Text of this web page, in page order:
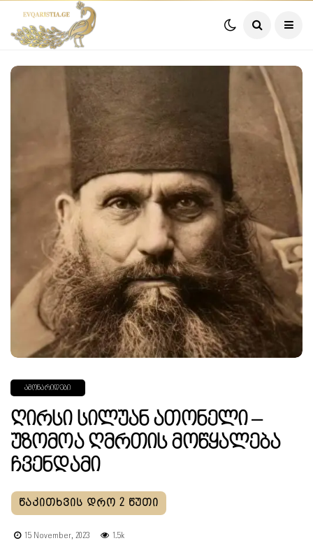
ᲐᲛᲝᲜᲐᲠᲘᲓᲔᲑᲘ
Ღირსი Სილუან Ათონელი –
Უზომოა Ღმრთის Მოწყალება
Ჩვენდამი
15 November, 2023 1.5k